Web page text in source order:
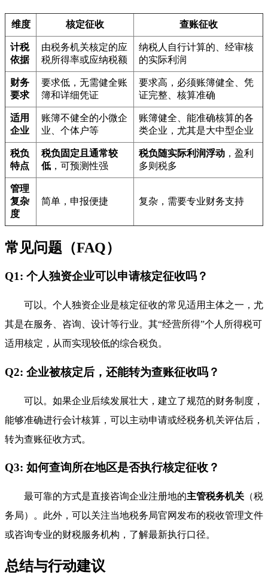
维度 核定征收 查账征收
计税
依据
由税务机关核定的应
税所得率或应纳税额
纳税人自行计算的、经审核
的实际利润
财务
要求
要求低，无需健全账
簿和详细凭证
要求高，必须账簿健全、凭
证完整、核算准确
适用
企业
账簿不健全的小微企
业、个体户等
账簿健全、能准确核算的各
类企业，尤其是大中型企业
税负
特点
税负固定且通常较
低 ，可预测性强
税负随实际利润浮动 ，盈利
多则税多
管理
复杂
度
简单，申报便捷 复杂，需要专业财务支持
常见问题（FAQ）
Q1: 个人独资企业可以申请核定征收吗？
可以。个人独资企业是核定征收的常见适用主体之一，尤
其是在服务、咨询、设计等行业。其“经营所得”个人所得税可
适用核定，从而实现较低的综合税负。
Q2: 企业被核定后，还能转为查账征收吗？
可以。如果企业后续发展壮大，建立了规范的财务制度，
能够准确进行会计核算，可以主动申请或经税务机关评估后，
转为查账征收方式。
Q3: 如何查询所在地区是否执行核定征收？
最可靠的方式是直接咨询企业注册地的主管税务机关 （税
务局）。此外，可以关注当地税务局官网发布的税收管理文件
或咨询专业的财税服务机构，了解最新执行口径。
总结与行动建议